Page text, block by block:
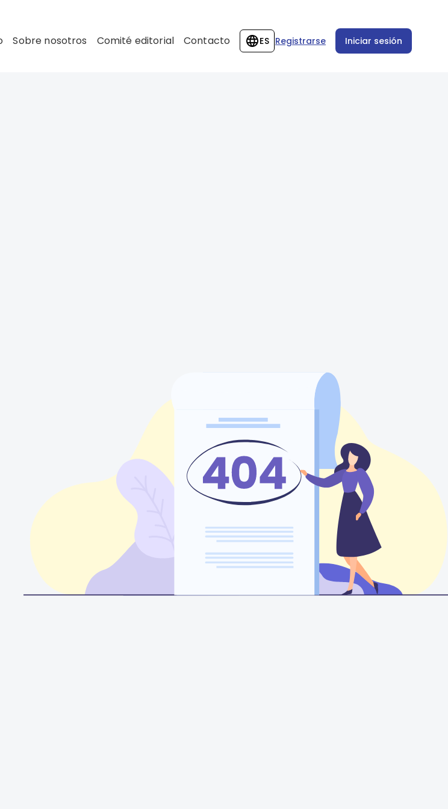
Sobre nosotros Comité editorial Contacto ES Registrarse Iniciar sesión